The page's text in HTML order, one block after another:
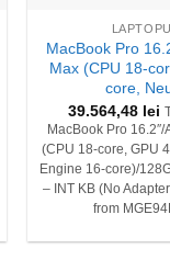
MacBook Pro
Max (CPU 18-
core,
39.564,48 lei
MacBook Pro
(CPU 18-core, GPU
Engine 16-core)/
– INT KB (No
from